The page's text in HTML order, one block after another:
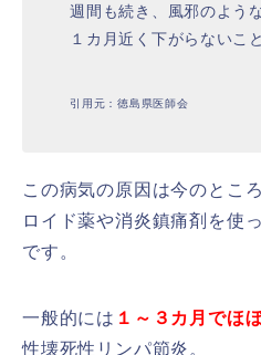
週間も続き、風邪のよう
１カ月近く下がらないこ
引用元：徳島県医師会
この病気の原因は今のとこ
ロイド薬や消炎鎮痛剤を使
です。
一般的には １～３カ月でほ
性壊死性リンパ節炎。